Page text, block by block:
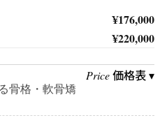
¥176,000
¥220,000
骨格・軟骨矯
Price価格表 ▾